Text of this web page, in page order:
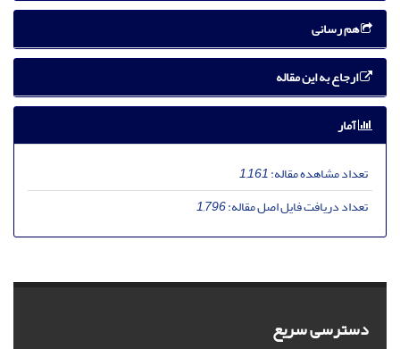
هم رسانی
ارجاع به این مقاله
آمار
تعداد مشاهده مقاله:1,161
تعداد دریافت فایل اصل مقاله:1,796
دسترسی سریع